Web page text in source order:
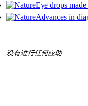
Eye drops
Advances in
没有进行任何应助